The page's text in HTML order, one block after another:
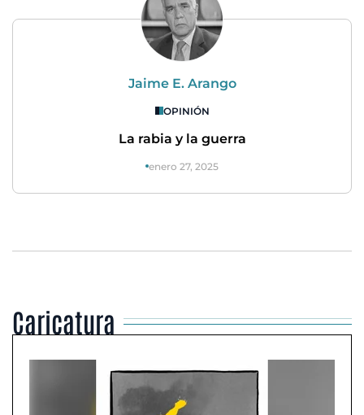
Jaime E. Arango
OPINIÓN
La rabia y la guerra
enero 27, 2025
Caricatura